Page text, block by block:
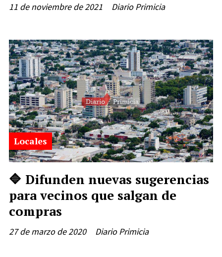
Diario Primicia
11 de noviembre de 2021
🔷 Difunden nuevas sugerencias
para vecinos que salgan de
compras
Diario Primicia
Locales
27 de marzo de 2020